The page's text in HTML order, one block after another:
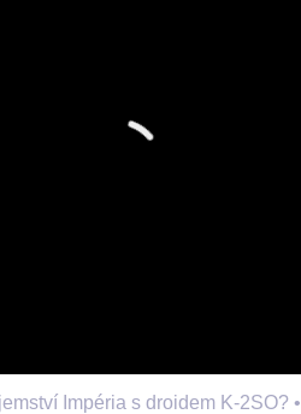
Impéria s droidem K-2SO? •